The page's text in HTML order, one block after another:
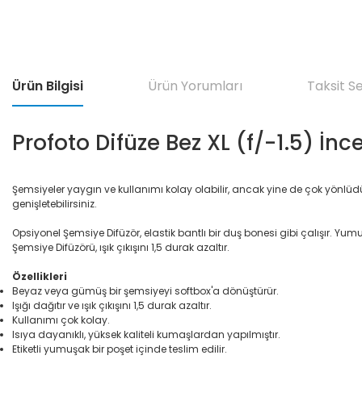
Ürün Bilgisi Ürün Yorumları Taksit
Profoto Difüze Bez XL (f/-1.5)
Şemsiyeler yaygın ve kullanımı kolay olabilir, ancak yine de çok
genişletebilirsiniz.
Opsiyonel Şemsiye Difüzör, elastik bantlı bir duş bonesi gibi çalışır.
Şemsiye Difüzörü, ışık çıkışını 1,5 durak azaltır.
Özellikleri
Beyaz veya gümüş bir şemsiyeyi softbox'a dönüştürür.
Işığı dağıtır ve ışık çıkışını 1,5 durak azaltır.
Kullanımı çok kolay.
Isıya dayanıklı, yüksek kaliteli kumaşlardan yapılmıştır.
Etiketli yumuşak bir poşet içinde teslim edilir.